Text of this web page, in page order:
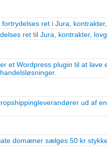
fortrydelses ret i Jura,
ret til Jura, kontrakter,
et Wordpress plugin til at lave
.
ud af
domæner sælges 50 kr